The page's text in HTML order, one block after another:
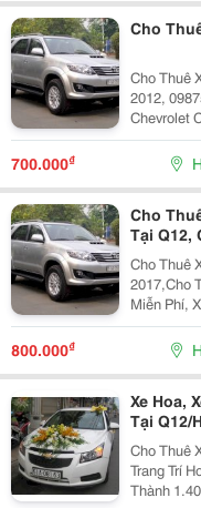
Cho
Cho Thuê
2012, 0987507714 Cho Thuê
Chevrolet
Morning,
Thất Đẹp,
700.000₫
Cho Thuê
Tại Q12,
Cho Thuê
2017,Cho
Miễn Phí,
Nha.thủ
Máy+Cavet
800.000₫
Xe Hoa,
Tại Q12/
Cho Thuê
Trang Trí Hoa. Xe Cưới Vios 2012-2017;
Thành